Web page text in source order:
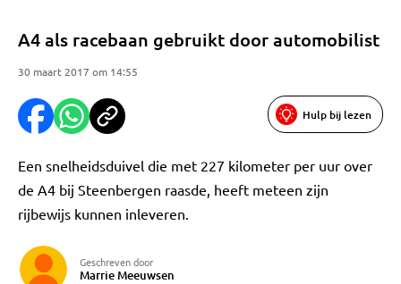
A4 als racebaan gebruikt door automobilist
30 maart 2017 om 14:55
Hulp bij lezen
Een snelheidsduivel die met 227 kilometer per uur over
de A4 bij Steenbergen raasde, heeft meteen zijn
rijbewijs kunnen inleveren.
Geschreven door
Marrie Meeuwsen